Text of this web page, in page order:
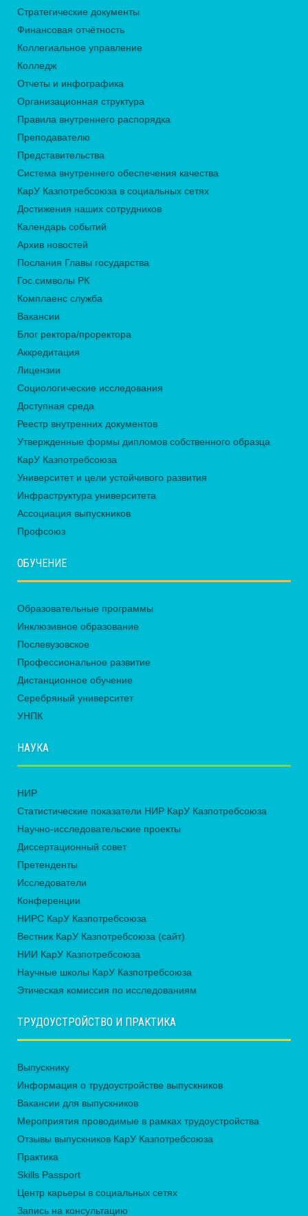
Стратегические документы
Финансовая отчётность
Коллегиальное управление
Колледж
Отчеты и инфографика
Организационная структура
Правила внутреннего распорядка
Преподавателю
Представительства
Система внутреннего обеспечения качества
КарУ Казпотребсоюза в социальных сетях
Достижения наших сотрудников
Календарь событий
Архив новостей
Послания Главы государства
Гос.символы РК
Комплаенс служба
Вакансии
Блог ректора/проректора
Аккредитация
Лицензии
Социологические исследования
Доступная среда
Реестр внутренних документов
Утвержденные формы дипломов собственного образца
КарУ Казпотребсоюза
Университет и цели устойчивого развития
Инфраструктура университета
Ассоциация выпускников
Профсоюз
ОБУЧЕНИЕ
Образовательные программы
Инклюзивное образование
Послевузовское
Профессиональное развитие
Дистанционное обучение
Серебряный университет
УНПК
НАУКА
НИР
Статистические показатели НИР КарУ Казпотребсоюза
Научно-исследовательские проекты
Диссертационный совет
Претенденты
Исследователи
Конференции
НИРС КарУ Казпотребсоюза
Вестник КарУ Казпотребсоюза (сайт)
НИИ КарУ Казпотребсоюза
Научные школы КарУ Казпотребсоюза
Этическая комиссия по исследованиям
ТРУДОУСТРОЙСТВО И ПРАКТИКА
Выпускнику
Информация о трудоустройстве выпускников
Вакансии для выпускников
Мероприятия проводимые в рамках трудоустройства
Отзывы выпускников КарУ Казпотребсоюза
Практика
Skills Passport
Центр карьеры в социальных сетях
Запись на консультацию